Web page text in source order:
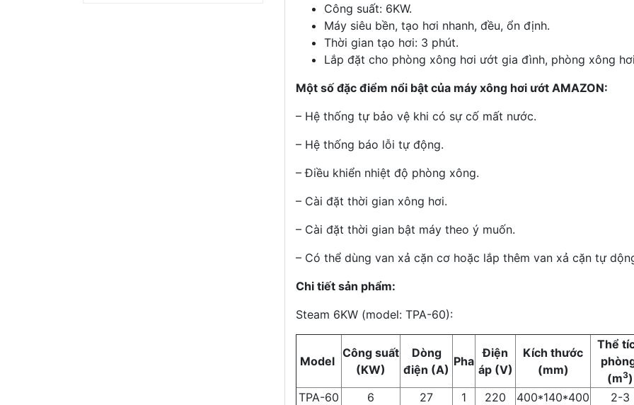
Công suất: 6KW.
Máy siêu bền, tạo hơi nhanh, đều, ổn định.
Thời gian tạo hơi: 3 phút.
Lắp đặt cho phòng xông hơi ướt gia đình, phòng xông
Một số đặc điểm nổi bật của máy xông hơi ướt AMAZON:
– Hệ thống tự bảo vệ khi có sự cố mất nước.
– Hệ thống báo lỗi tự động.
– Điều khiển nhiệt độ phòng xông.
– Cài đặt thời gian xông hơi.
– Cài đặt thời gian bật máy theo ý muốn.
– Có thể dùng van xả cặn cơ hoặc lắp thêm van xả cặn tự
Chi tiết sản phẩm:
Steam 6KW (model: TPA-60):
Model
Công suất
(KW)
Dòng
điện (A)
Pha
Điện
áp (V)
Kích thước
(mm)
Thể
(m3)
TPA-60
6 27 1 220 400*140*400 2-3